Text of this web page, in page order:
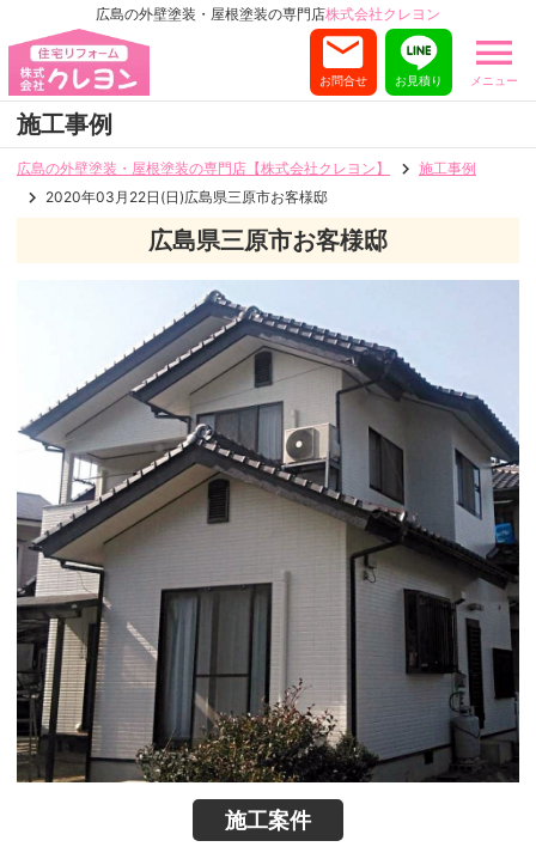
広島の外壁塗装・屋根塗装の専門店株式会社クレヨン
メニュー
お見積り
お問合せ
施工事例
広島の外壁塗装・屋根塗装の専門店【株式会社クレヨン】
施工事例
2020年03月22日(日)広島県三原市お客様邸
広島県三原市お客様邸
施工案件